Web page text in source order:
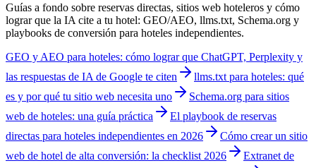
Guías a fondo sobre reservas directas, sitios web hoteleros y cómo
lograr que la IA cite a tu hotel: GEO/AEO, llms.txt, Schema.org y
playbooks de conversión para hoteles independientes.
GEO y AEO para hoteles: cómo lograr que ChatGPT, Perplexity y
las respuestas de IA de Google te citen
llms.txt para hoteles: qué
es y por qué tu sitio web necesita uno
Schema.org para sitios
web de hoteles: una guía práctica
El playbook de reservas
directas para hoteles independientes en 2026
Cómo crear un sitio
web de hotel de alta conversión: la checklist 2026
Extranet de